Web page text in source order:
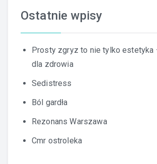
Ostatnie wpisy
Prosty zgryz to nie tylko estetyka
dla zdrowia
Sedistress
Ból gardła
Rezonans Warszawa
Cmr ostroleka